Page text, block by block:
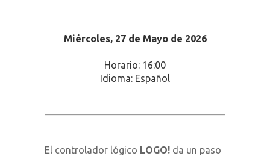
Miércoles, 27 de Mayo de 2026
Horario: 16:00
Idioma: Español
El controlador lógico LOGO! da un paso